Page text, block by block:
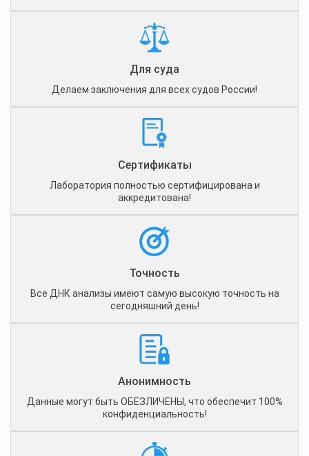
Для суда
Делаем заключения для всех судов России!
Сертификаты
Лаборатория полностью сертифицирована и
аккредитована!
Точность
Все ДНК анализы имеют самую высокую точность на
сегодняшний день!
Анонимность
Данные могут быть ОБЕЗЛИЧЕНЫ, что обеспечит 100%
конфиденциальность!